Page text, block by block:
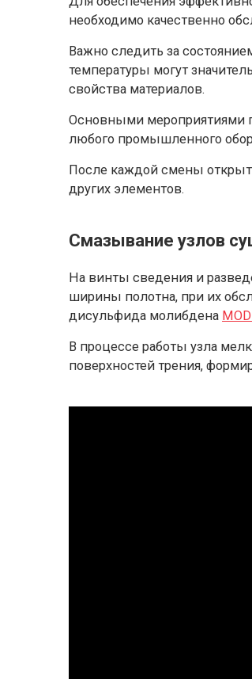
необходимо качественно
Важно следить за
температуры могут
свойства материалов.
Основными мероприятиями
любого промышленного
После каждой смены
других элементов.
Смазывание узлов
На винты сведения и
ширины полотна, при их
дисульфида молибдена
В процессе работы узла
поверхностей трения,